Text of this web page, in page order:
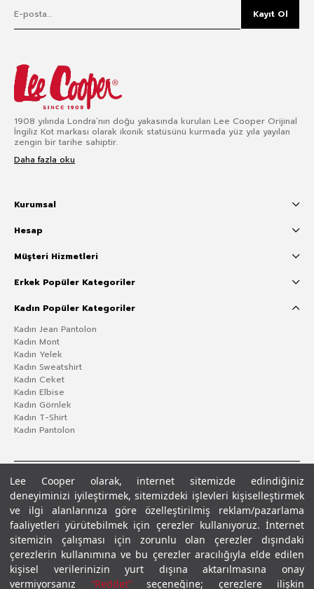
Lee Cooper olarak, internet sitemizde edindiğiniz
deneyiminizi iyileştirmek, sitemizdeki işlevleri kişiselleştirmek
ve ilgi alanlarınıza göre özelleştirilmiş reklam/pazarlama
faaliyetleri yürütebilmek için çerezler kullanıyoruz. İnternet
sitemizin çalışması için zorunlu olan çerezler dışındaki
çerezlerin kullanımına ve bu çerezler aracılığıyla elde edilen
kişisel verilerinizin yurt dışına aktarılmasına onay
vermiyorsanız “Reddet”seçeneğine; çerezlere ilişkin
Kayıt Ol
1908 yılında Londra’nın doğu yakasında kurulan Lee Cooper Orijinal
İngiliz Kot markası olarak ikonik statüsünü kurmada yüz yıla yayılan
zengin bir tarihe sahiptir.
Daha fazla oku
Kurumsal
Hesap
Müşteri Hizmetleri
Erkek Popüler Kategoriler
Kadın Popüler Kategoriler
Kadın Jean Pantolon
Kadın Mont
Kadın Yelek
Kadın Sweatshirt
Kadın Ceket
Kadın Elbise
Kadın Gömlek
Kadın T-Shirt
Kadın Pantolon
Gizlilik PolitikasıÇerez Politikası KVKK Aydınlatma MetniŞartlar ve Koşullar
© 2026 Leecooper - Tüm Hakları Saklıdır.